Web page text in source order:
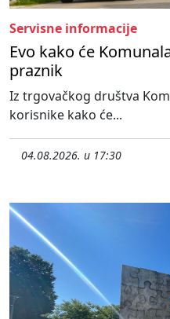
Servisne informacije
Evo kako će
praznik
Iz trgovačkog društva
korisnike kako će...
04.08.2026. u 17:30